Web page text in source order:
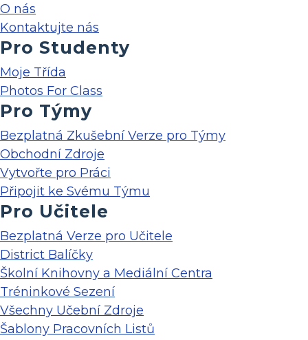
O nás
Kontaktujte nás
Pro Studenty
Moje Třída
Photos For Class
Pro Týmy
Bezplatná Zkušební Verze pro Týmy
Obchodní Zdroje
Vytvořte pro Práci
Připojit ke Svému Týmu
Pro Učitele
Bezplatná Verze pro Učitele
District Balíčky
Školní Knihovny a Mediální Centra
Tréninkové Sezení
Všechny Učební Zdroje
Šablony Pracovních Listů